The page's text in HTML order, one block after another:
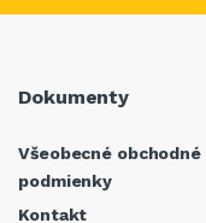
Dokumenty
Všeobecné obchodné
podmienky
Kontakt